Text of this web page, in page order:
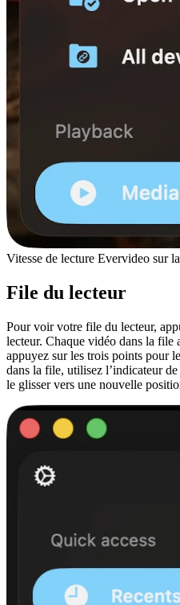
Vitesse de lecture Evervideo sur
File du lecteur
Pour voir votre file du lecteur,
lecteur. Chaque vidéo dans la
appuyez sur les trois points pour
dans la file, utilisez l’indicateur
le glisser vers une nouvelle